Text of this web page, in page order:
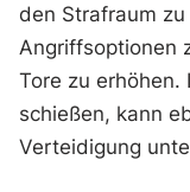
den Strafraum
Angriffsoptionen
Tore zu erhöhen.
schießen, kann
Verteidigung